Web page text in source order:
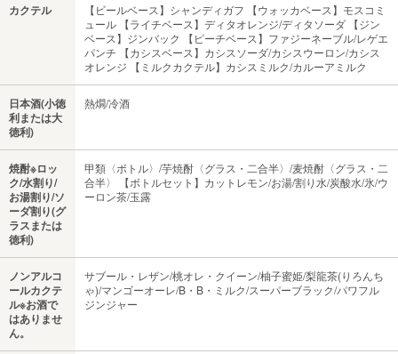
カクテル
【ビールベース】シャンディガフ 【ウォッカベース】モスコミ
ュール 【ライチベース】ディタオレンジ/ディタソーダ 【ジン
ベース】ジンバック 【ピーチベース】ファジーネーブル/レゲエ
パンチ 【カシスベース】カシスソーダ/カシスウーロン/カシス
オレンジ 【ミルクカクテル】カシスミルク/カルーアミルク
日本酒(小徳
利または大
徳利)
熱燗/冷酒
焼酎※ロッ
ク/水割り/
お湯割り/ソ
ーダ割り(グ
ラスまたは
徳利)
甲類〈ボトル〉/芋焼酎〈グラス・二合半〉/麦焼酎〈グラス・二
合半〉 【ボトルセット】カットレモン/お湯/割り水/炭酸水/氷/ウ
ーロン茶/玉露
ノンアルコ
ールカクテ
ル※お酒で
はありませ
ん。
サブール・レザン/桃オレ・クイーン/柚子蜜姫/梨龍茶(りろんち
ゃ)/マンゴーオーレ/B・B・ミルク/スーパーブラック/パワフル
ジンジャー